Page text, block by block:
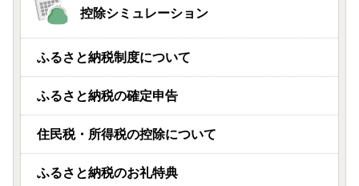
控除シミュレーション
ふるさと納税制度について
ふるさと納税の確定申告
住民税・所得税の控除について
ふるさと納税のお礼特典